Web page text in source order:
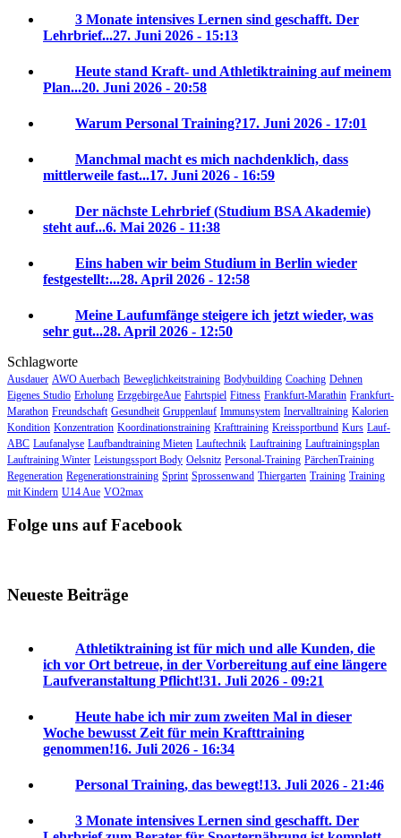
3 Monate intensives Lernen sind geschafft. Der
Lehrbrief...27. Juni 2026 - 15:13
Heute stand Kraft- und Athletiktraining auf meinem
Plan...20. Juni 2026 - 20:58
Warum Personal Training?17. Juni 2026 - 17:01
Manchmal macht es mich nachdenklich, dass
mittlerweile fast...17. Juni 2026 - 16:59
Der nächste Lehrbrief (Studium BSA Akademie)
steht auf...6. Mai 2026 - 11:38
Eins haben wir beim Studium in Berlin wieder
festgestellt:...28. April 2026 - 12:58
Meine Laufumfänge steigere ich jetzt wieder, was
sehr gut...28. April 2026 - 12:50
Schlagworte
Ausdauer AWO Auerbach Beweglichkeitstraining Bodybuilding Coaching Dehnen
Eigenes Studio Erholung ErzgebirgeAue Fahrtspiel Fitness Frankfurt-Marathin Frankfurt-
Marathon Freundschaft Gesundheit Gruppenlauf Immunsystem Inervalltraining Kalorien
Kondition Konzentration Koordinationstraining Krafttraining Kreissportbund Kurs Lauf-
ABC Laufanalyse Laufbandtraining Mieten Lauftechnik Lauftraining Lauftrainingsplan
Lauftraining Winter Leistungssport Body Oelsnitz Personal-Training PärchenTraining
Regeneration Regenerationstraining Sprint Sprossenwand Thiergarten Training Training
mit Kindern U14 Aue VO2max
Folge uns auf Facebook
Neueste Beiträge
Athletiktraining ist für mich und alle Kunden, die
ich vor Ort betreue, in der Vorbereitung auf eine längere
Laufveranstaltung Pflicht!31. Juli 2026 - 09:21
Heute habe ich mir zum zweiten Mal in dieser
Woche bewusst Zeit für mein Krafttraining
genommen!16. Juli 2026 - 16:34
Personal Training, das bewegt!13. Juli 2026 - 21:46
3 Monate intensives Lernen sind geschafft. Der